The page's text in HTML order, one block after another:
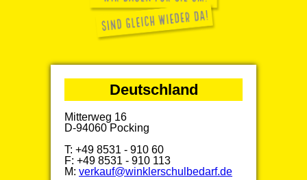
Deutschland
Mitterweg 16
D-94060 Pocking
T: +49 8531 - 910 60
F: +49 8531 - 910 113
M: verkauf@winklerschulbedarf.de